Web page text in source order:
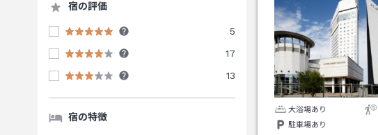
宿の評価
5
17
13
宿の特徴
大浴場あり
駐車場あり